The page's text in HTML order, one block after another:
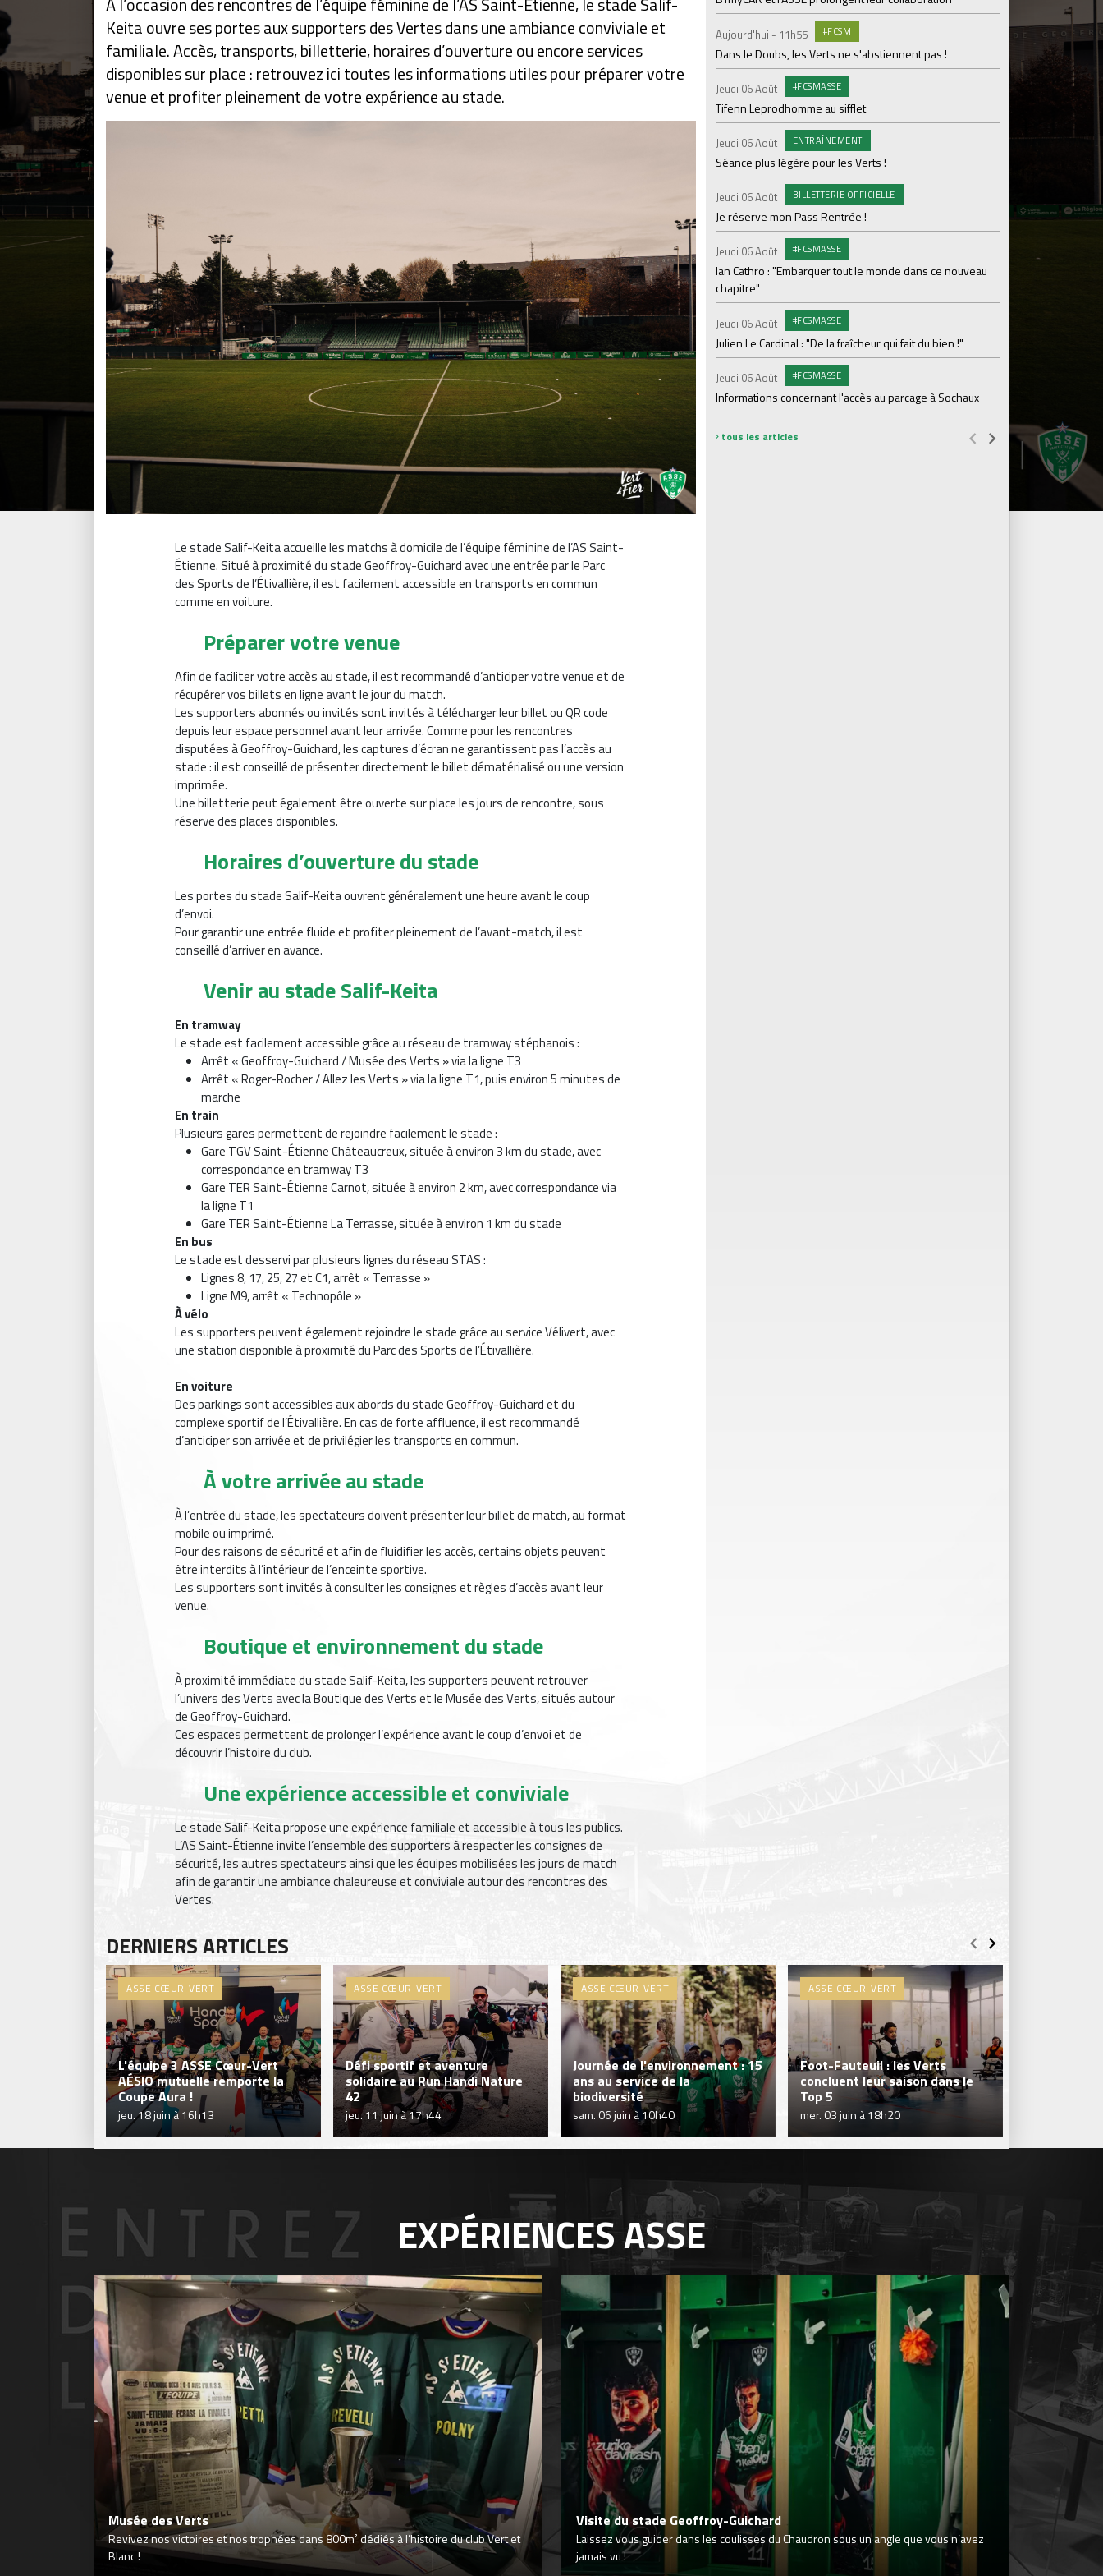
Keita ouvre ses portes aux supporters des Vertes dans une ambiance conviviale et
familiale. Accès, transports, billetterie, horaires d’ouverture ou encore services
disponibles sur place : retrouvez ici toutes les informations utiles pour préparer votre
venue et profiter pleinement de votre expérience au stade.
Le stade Salif-Keita accueille les matchs à domicile de l’équipe féminine de l’AS Saint-
Étienne. Situé à proximité du stade Geoffroy-Guichard avec une entrée par le Parc
des Sports de l’Étivallière, il est facilement accessible en transports en commun
comme en voiture.
Préparer votre venue
Afin de faciliter votre accès au stade, il est recommandé d’anticiper votre venue et de
récupérer vos billets en ligne avant le jour du match.
Les supporters abonnés ou invités sont invités à télécharger leur billet ou QR code
depuis leur espace personnel avant leur arrivée. Comme pour les rencontres
disputées à Geoffroy-Guichard, les captures d’écran ne garantissent pas l’accès au
stade : il est conseillé de présenter directement le billet dématérialisé ou une version
imprimée.
Une billetterie peut également être ouverte sur place les jours de rencontre, sous
réserve des places disponibles.
Horaires d’ouverture du stade
Les portes du stade Salif-Keita ouvrent généralement une heure avant le coup
d’envoi.
Pour garantir une entrée fluide et profiter pleinement de l’avant-match, il est
conseillé d’arriver en avance.
Venir au stade Salif-Keita
En tramway
Le stade est facilement accessible grâce au réseau de tramway stéphanois :
Arrêt « Geoffroy-Guichard / Musée des Verts » via la ligne T3
Arrêt « Roger-Rocher / Allez les Verts » via la ligne T1, puis environ 5 minutes de
marche
En train
Plusieurs gares permettent de rejoindre facilement le stade :
Gare TGV Saint-Étienne Châteaucreux, située à environ 3 km du stade, avec
correspondance en tramway T3
Gare TER Saint-Étienne Carnot, située à environ 2 km, avec correspondance via
la ligne T1
Gare TER Saint-Étienne La Terrasse, située à environ 1 km du stade
En bus
Le stade est desservi par plusieurs lignes du réseau STAS :
Lignes 8, 17, 25, 27 et C1, arrêt « Terrasse »
Ligne M9, arrêt « Technopôle »
À vélo
Les supporters peuvent également rejoindre le stade grâce au service Vélivert, avec
une station disponible à proximité du Parc des Sports de l’Étivallière.
En voiture
Des parkings sont accessibles aux abords du stade Geoffroy-Guichard et du
complexe sportif de l’Étivallière. En cas de forte affluence, il est recommandé
d’anticiper son arrivée et de privilégier les transports en commun.
À votre arrivée au stade
À l’entrée du stade, les spectateurs doivent présenter leur billet de match, au format
mobile ou imprimé.
Pour des raisons de sécurité et afin de fluidifier les accès, certains objets peuvent
être interdits à l’intérieur de l’enceinte sportive.
Les supporters sont invités à consulter les consignes et règles d’accès avant leur
venue.
Boutique et environnement du stade
À proximité immédiate du stade Salif-Keita, les supporters peuvent retrouver
l’univers des Verts avec la Boutique des Verts et le Musée des Verts, situés autour
de Geoffroy-Guichard.
Ces espaces permettent de prolonger l’expérience avant le coup d’envoi et de
découvrir l’histoire du club.
Une expérience accessible et conviviale
Le stade Salif-Keita propose une expérience familiale et accessible à tous les publics.
L’AS Saint-Étienne invite l’ensemble des supporters à respecter les consignes de
sécurité, les autres spectateurs ainsi que les équipes mobilisées les jours de match
afin de garantir une ambiance chaleureuse et conviviale autour des rencontres des
Vertes.
Aujourd'hui - 11h55 #FCSM
Dans le Doubs, les Verts ne s'abstiennent pas !
Jeudi 06 Août #FCSMASSE
Tifenn Leprodhomme au sifflet
Jeudi 06 Août ENTRAÎNEMENT
Séance plus légère pour les Verts !
Jeudi 06 Août BILLETTERIE OFFICIELLE
Je réserve mon Pass Rentrée !
Jeudi 06 Août #FCSMASSE
Ian Cathro : "Embarquer tout le monde dans ce nouveau
chapitre"
Jeudi 06 Août #FCSMASSE
Julien Le Cardinal : "De la fraîcheur qui fait du bien !"
Jeudi 06 Août #FCSMASSE
Informations concernant l'accès au parcage à Sochaux
Dans les coulisses
Mardi 04 Août
Les backstages du
Les Verts sur le
Ploufragan
vont commencer"
tous les articles
DERNIERS ARTICLES
ASSE CŒUR-VERT
L'équipe 3 ASSE Cœur-Vert
AÉSIO mutuelle remporte la
Coupe Aura !
jeu. 18 juin à 16h13
ASSE CŒUR-VERT
Défi sportif et aventure
solidaire au Run Handi Nature
42
jeu. 11 juin à 17h44
ASSE CŒUR-VERT
Journée de l'environnement : 15
ans au service de la
biodiversité
sam. 06 juin à 10h40
ASSE CŒUR-VERT
Foot-Fauteuil : les Verts
concluent leur saison dans le
Top 5
mer. 03 juin à 18h20
EXPÉRIENCESASSE
Musée des Verts
Revivez nos victoires et nos trophées dans 800m² dédiés à l’histoire du club Vert et
Blanc !
Visite du stade Geoffroy-Guichard
Laissez vous guider dans les coulisses du Chaudron sous un angle que vous n’avez
jamais vu !